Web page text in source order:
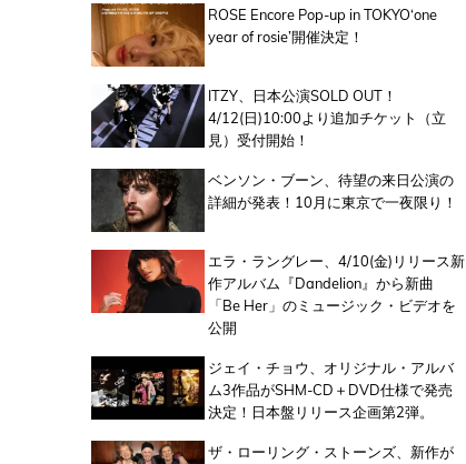
ROSE Encore Pop-up in TOKYO‘one
year of rosie’開催決定！
ITZY、日本公演SOLD OUT！
4/12(日)10:00より追加チケット（立
見）受付開始！
ベンソン・ブーン、待望の来日公演の
詳細が発表！10月に東京で一夜限り！
エラ・ラングレー、4/10(金)リリース新
作アルバム『Dandelion』から新曲
「Be Her」のミュージック・ビデオを
公開
ジェイ・チョウ、オリジナル・アルバ
ム3作品がSHM-CD＋DVD仕様で発売
決定！日本盤リリース企画第2弾。
ザ・ローリング・ストーンズ、新作が